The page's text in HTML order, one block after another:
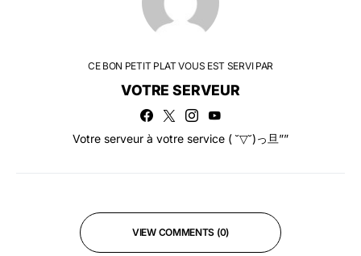
CE BON PETIT PLAT VOUS EST SERVI PAR
VOTRE SERVEUR
Votre serveur à votre service ( ˘▽˘)っ旦””
VIEW COMMENTS (0)